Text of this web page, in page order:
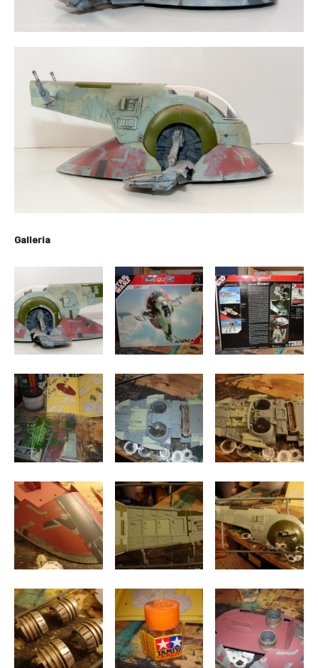
Galleria